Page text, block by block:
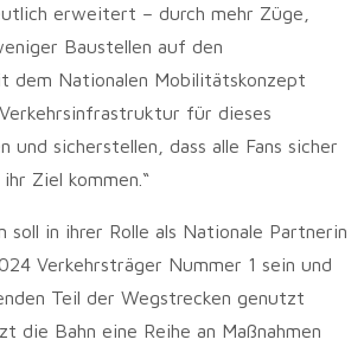
erweitert – durch mehr Züge,
Baustellen auf den
dem Nationalen Mobilitätskonzept
für dieses
und sicherstellen, dass alle Fans sicher
Ziel kommen.“
soll in ihrer Rolle als Nationale Partnerin
Verkehrsträger Nummer 1 sein und
Teil der Wegstrecken genutzt
die Bahn eine Reihe an Maßnahmen